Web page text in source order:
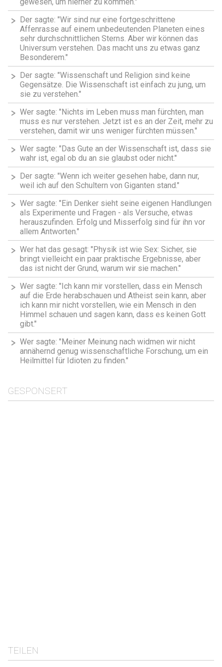
Der sagte: "Wir sind nur eine fortgeschrittene
Affenrasse auf einem unbedeutenden Planeten eines
sehr durchschnittlichen Sterns. Aber wir können das
Universum verstehen. Das macht uns zu etwas ganz
Besonderem."
Der sagte: "Wissenschaft und Religion sind keine
Gegensätze. Die Wissenschaft ist einfach zu jung, um
sie zu verstehen."
Wer sagte: "Nichts im Leben muss man fürchten, man
muss es nur verstehen. Jetzt ist es an der Zeit, mehr zu
verstehen, damit wir uns weniger fürchten müssen."
Wer sagte: "Das Gute an der Wissenschaft ist, dass sie
wahr ist, egal ob du an sie glaubst oder nicht."
Der sagte: "Wenn ich weiter gesehen habe, dann nur,
weil ich auf den Schultern von Giganten stand."
Wer sagte: "Ein Denker sieht seine eigenen Handlungen
als Experimente und Fragen - als Versuche, etwas
herauszufinden. Erfolg und Misserfolg sind für ihn vor
allem Antworten."
Wer hat das gesagt: "Physik ist wie Sex: Sicher, sie
bringt vielleicht ein paar praktische Ergebnisse, aber
das ist nicht der Grund, warum wir sie machen."
Wer sagte: "Ich kann mir vorstellen, dass ein Mensch
auf die Erde herabschauen und Atheist sein kann, aber
ich kann mir nicht vorstellen, wie ein Mensch in den
Himmel schauen und sagen kann, dass es keinen Gott
gibt."
Wer sagte: "Meiner Meinung nach widmen wir nicht
annähernd genug wissenschaftliche Forschung, um ein
Heilmittel für Idioten zu finden."
GESPONSERT
TEILEN